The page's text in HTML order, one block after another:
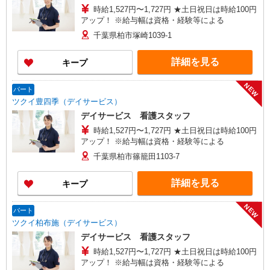
時給1,527円〜1,727円 ★土日祝日は時給100円
アップ！ ※給与幅は資格・経験等による
千葉県柏市塚崎1039-1
キープ 詳細を見る
パート
ツクイ豊四季（デイサービス）
NEW
デイサービス 看護スタッフ
時給1,527円〜1,727円 ★土日祝日は時給100円
アップ！ ※給与幅は資格・経験等による
千葉県柏市篠籠田1103-7
キープ 詳細を見る
パート
ツクイ柏布施（デイサービス）
NEW
デイサービス 看護スタッフ
時給1,527円〜1,727円 ★土日祝日は時給100円
アップ！ ※給与幅は資格・経験等による